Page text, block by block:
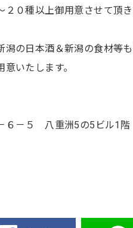
０種以上御用意させて頂き
潟の日本酒＆新潟の食材等
いたします。
６－５ 八重洲5の5ビル1階